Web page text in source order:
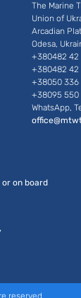
The Marine
Union of
Arcadian
Odesa,
+380482 42
+380482 42
+38050 336
+38095 550
WhatsApp,
on board